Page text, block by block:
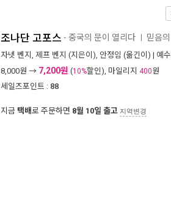
조나단 고포스 - 중국의 문이 열리다 믿음
자넷 벤지 , 제프 벤지 (지은이), 안정임 (옮긴이) | 예
8,000원 → 7,200원 (10%할인), 마일리지 400원
세일즈포인트 : 88
지금 택배로 주문하면 8월 10일 출고 지역변경